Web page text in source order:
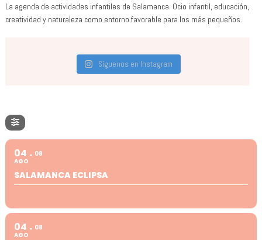
La agenda de actividades infantiles de Salamanca. Ocio infantil, educación,
creatividad y naturaleza como entorno favorable para los más pequeños.
Síguenos en Instagram
04
AGO
08
SALAMANCA ECLIPSA
04
AGO
08